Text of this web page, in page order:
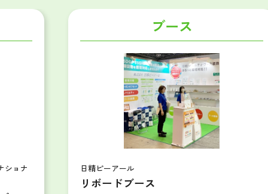
ブース
セイコータイムクリエーション 様
ビジネスイノベーションジャパ